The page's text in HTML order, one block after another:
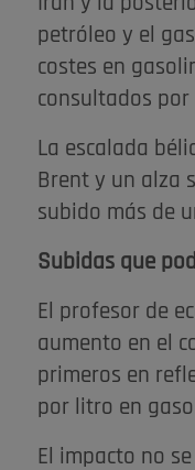
petróleo y el
costes en
consultados por
La escalada
Brent y un alza
subido más de
Subidas que
El profesor de
aumento en el
primeros en
por litro en
El impacto no